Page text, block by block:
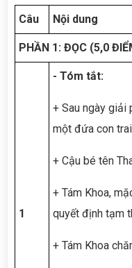
Câu Nội dung
PHẦN 1: ĐỌC (5,0
1
- Tóm tắt:
+ Sau ngày giải
một đứa con
+ Cậu bé tên
+ Tám Khoa,
quyết định tạm
+ Tám Khoa